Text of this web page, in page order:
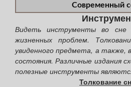
Современный
Видеть инструменты во сне
жизненных проблем.
увиденного предмета, а также,
состояния. Различные издания
полезные инструменты
Толкование